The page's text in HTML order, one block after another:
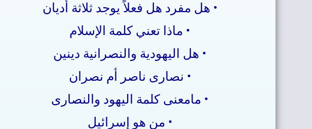
• هل مفرد هل فعلاً يوجد ثلاثة أديان
• ماذا تعني كلمة الإسلام
• هل اليهودية والنصرانية دينين
• نصارى ناصر أم نصران
• مامعنى كلمة اليهود والنصارى
• من هو إسرائيل